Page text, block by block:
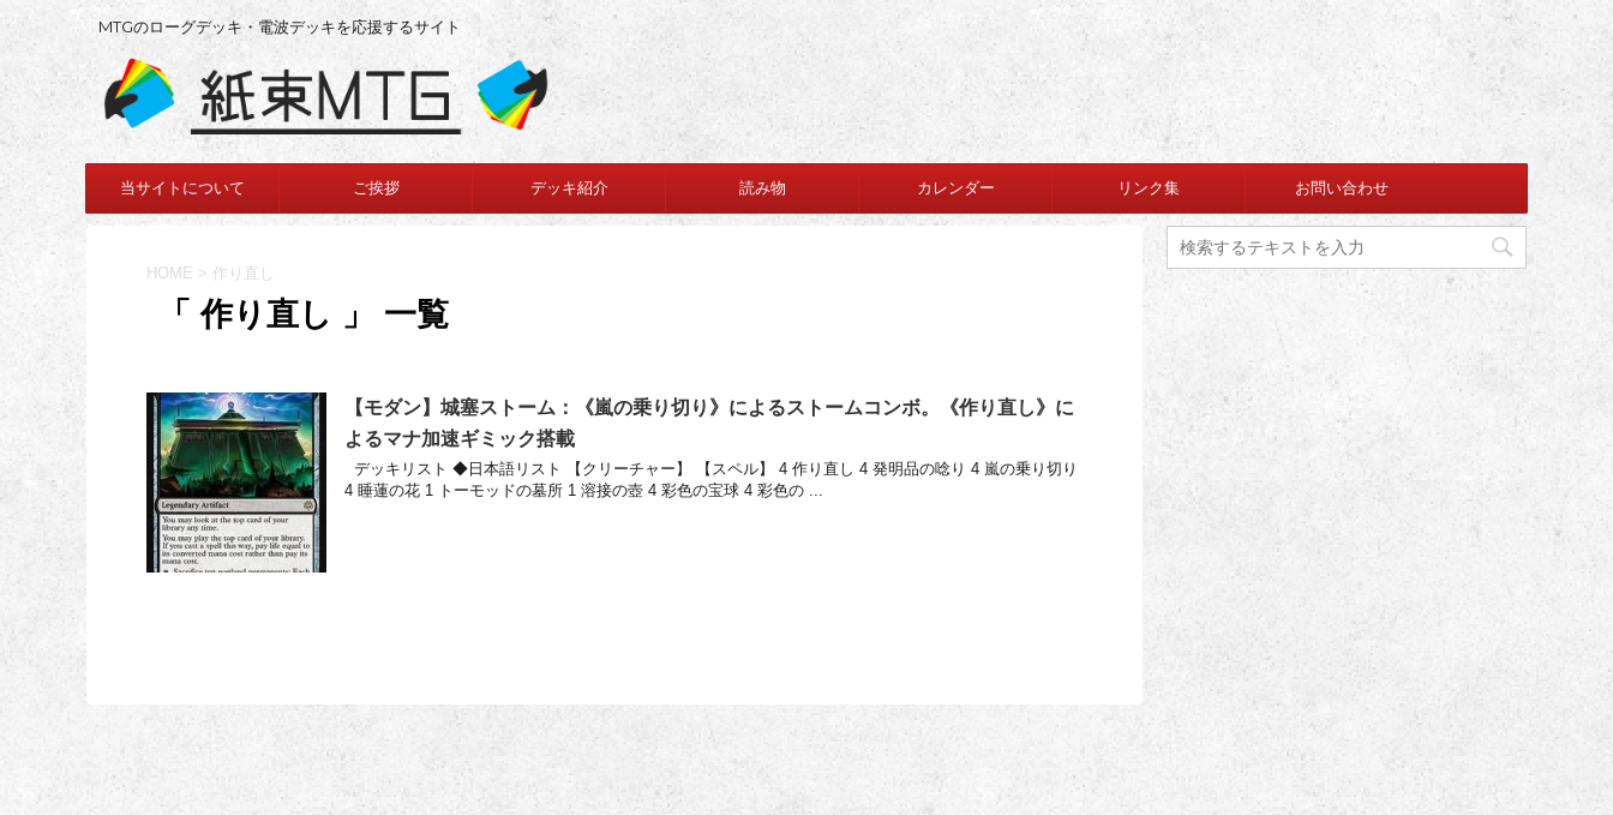
MTGのローグデッキ・電波デッキを応援するサイト
当サイトについて ご挨拶 デッキ紹介 読み物 カレンダー リンク集 お問い合わせ
HOME > 作り直し
「 作り直し 」 一覧
【モダン】城塞ストーム：《嵐の乗り切り》によるストームコンボ。《作り直し》に
よるマナ加速ギミック搭載
デッキリスト ◆日本語リスト 【クリーチャー】 【スペル】 4 作り直し 4 発明品の唸り 4 嵐の乗り切り
4 睡蓮の花 1 トーモッドの墓所 1 溶接の壺 4 彩色の宝球 4 彩色の ...